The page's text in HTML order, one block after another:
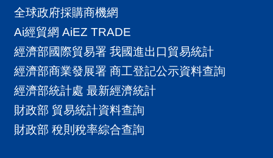
N
D
E
X
網
全球政府採購商機網
Ai經貿網 AiEZ TRADE
經濟部國際貿易署 我國進出口貿易統計
經濟部商業發展署 商工登記公示資料查詢
經濟部統計處 最新經濟統計
財政部 貿易統計資料查詢
財政部 稅則稅率綜合查詢